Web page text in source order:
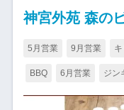
神宮外苑 森の
5月営業 9月営業
BBQ 6月営業 ジン